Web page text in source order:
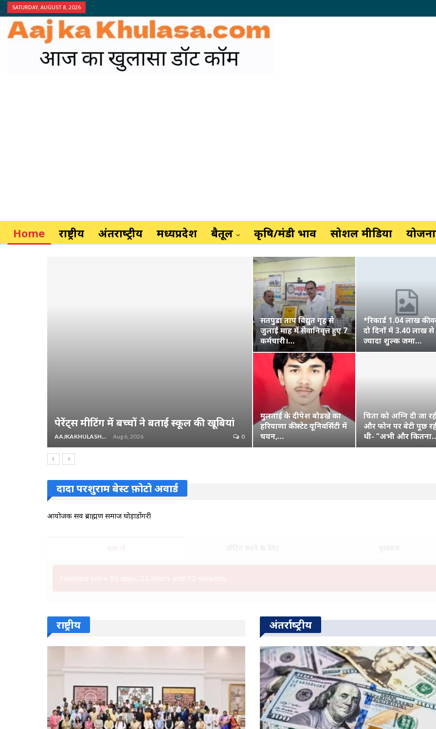
SATURDAY, AUGUST 8, 2026
Home राष्ट्रीय अंतर्राष्‍ट्रीय मध्यप्रदेश बैतूल कृषि/मंडी भाव सोशल मीडिया
पेरेंट्स मीटिंग में बच्चों ने बताई स्कूल की खूबियां
AAJKAKHULASHA Aug 6, 2026 0
सतपुडा ताप विद्युत गृह से
जुलाई माह में सेवानिवृत्त हुए 7
कर्मचारी।…
*रिकार्ड 1.04 लाख की
दो दिनों में 3.40 लाख से
ज्यादा शुल्क जमा…
मुलताई के दीपेश बोड़खे का
हरियाणा की स्टेट यूनिवर्सिटी में
चयन,…
चिता को अग्नि दी जा
और फोन पर बेटी पूछ
थी- “अभी और
दादा परशुराम बेस्ट फ़ोटो अवार्ड
आयोजक सर्व ब्राह्मण समाज घोड़ाडोंगरी
भाग लें वोटिंग करने के लिए पुरस्कार
राष्ट्रीय अंतर्राष्‍ट्रीय